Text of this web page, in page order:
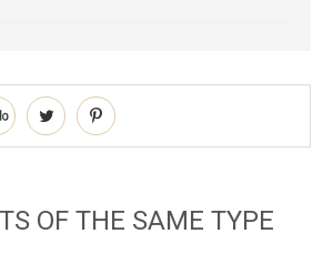
OF THE SAME TYPE